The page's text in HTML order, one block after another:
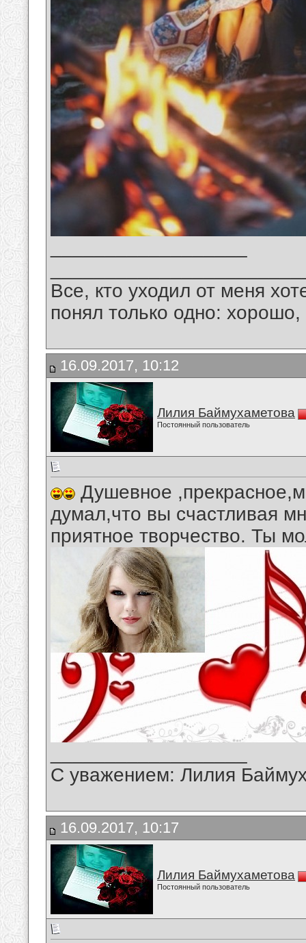
Все, кто уходил от меня
понял только одно:
16.09.2017, 10:12
Лилия Баймухаметова
Постоянный пользователь
Душевное
думал,что вы счастливая
приятное творчество. Ты
С уважением: Лилия
16.09.2017, 10:17
Лилия Баймухаметова
Постоянный пользователь